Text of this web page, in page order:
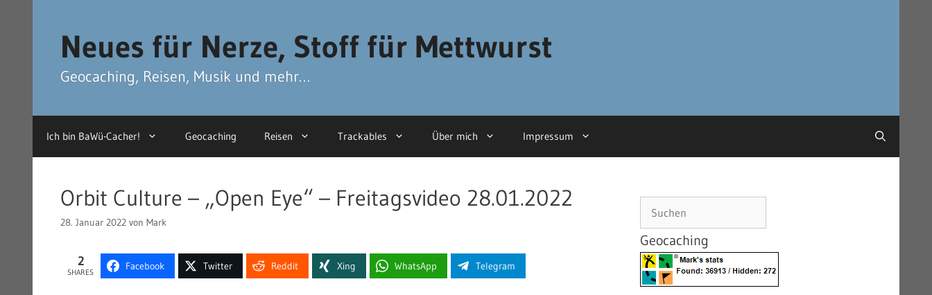
Neues für Nerze, Stoff für Mettwurst
Geocaching, Reisen, Musik und mehr…
Ich bin BaWü-Cacher! Geocaching Reisen Trackables Über mich Impressum
Orbit Culture – „Open Eye“ – Freitagsvideo 28.01.2022
28. Januar 2022 von Mark
2
SHARES
Facebook Twitter Reddit Xing WhatsApp Telegram
Geocaching